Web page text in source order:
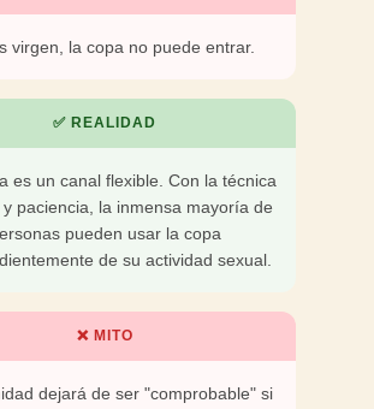
virgen, la copa no puede entrar.
✅ REALIDAD
es un canal flexible. Con la técnica
paciencia, la inmensa mayoría de
pueden usar la copa
de su actividad sexual.
❌ MITO
dejará de ser "comprobable" si